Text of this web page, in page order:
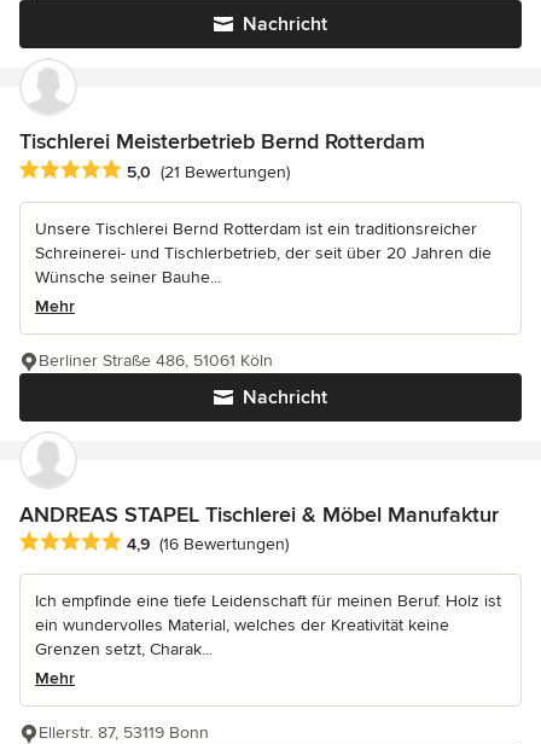
Nachricht
Tischlerei Meisterbetrieb Bernd Rotterdam
Durchschnittliche Bewertung: 5 von 5 Sternen
5,0 (21 Bewertungen)
Unsere Tischlerei Bernd Rotterdam ist ein traditionsreicher
Schreinerei- und Tischlerbetrieb, der seit über 20 Jahren die
Wünsche seiner Bauhe...
Mehr
Nachricht
Berliner Straße 486, 51061 Köln
ANDREAS STAPEL Tischlerei & Möbel Manufaktur
Durchschnittliche Bewertung: 4.9 von 5 Sternen
4,9 (16 Bewertungen)
Ich empfinde eine tiefe Leidenschaft für meinen Beruf. Holz ist
ein wundervolles Material, welches der Kreativität keine
Grenzen setzt, Charak...
Mehr
Ellerstr. 87, 53119 Bonn